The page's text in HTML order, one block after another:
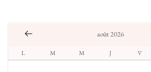
août 2026
L M M J V